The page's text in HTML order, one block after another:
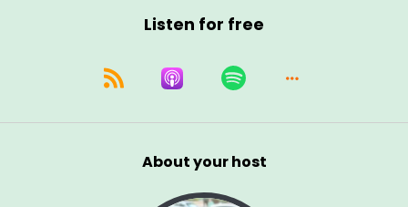
Listen for free
About your host